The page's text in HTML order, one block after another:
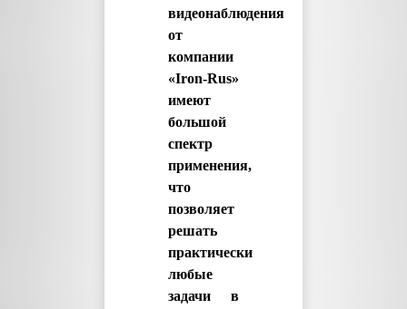
видеонаблюдения
от
компании
«Iron-Rus»
имеют
большой
спектр
применения,
что
позволяет
решать
практически
любые
задачи в